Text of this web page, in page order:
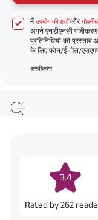
मैंउपयोग की शर्तोंऔर
अपने एनडीएनसी
प्रतिनिधियों को प्रस्ताव
के लिए फोन/ई-मेल/
अस्वीकरण
3.4
Rated by262